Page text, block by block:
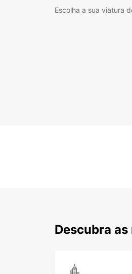
Escolha a sua viatura
Descubra